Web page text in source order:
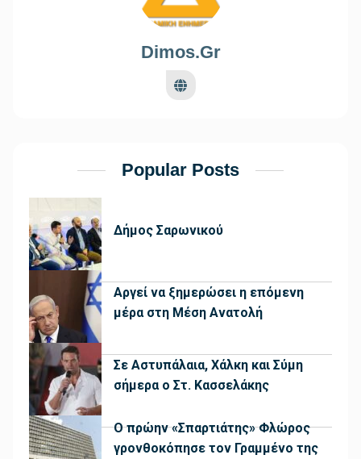
Dimos.gr
Popular Posts
Δήμος Σαρωνικού
Αργεί να ξημερώσει η επόμενη
μέρα στη Μέση Ανατολή
Σε Αστυπάλαια, Χάλκη και Σύμη
σήμερα ο Στ. Κασσελάκης
Ο πρώην «Σπαρτιάτης» Φλώρος
γρονθοκόπησε τον Γραμμένο της